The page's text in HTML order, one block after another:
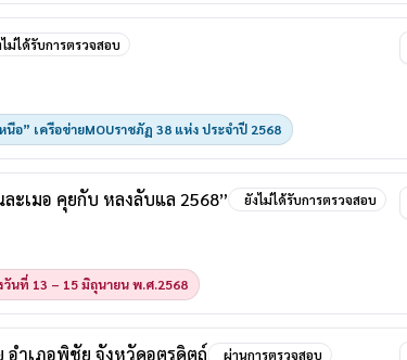
ม่ได้รับการตรวจสอบ
” เครือข่ายMOUราชภัฏ 38 แห่ง ประจำปี 2568
ะเมอ คุยกับ หลงลับแล 2568” ยังไม่ได้รับการตรวจสอบ
นที่ 13 – 15 มิถุนายน พ.ศ.2568
าเภอพิชัย จังหวัดอุตรดิตถ์ ผ่านการตรวจสอบ